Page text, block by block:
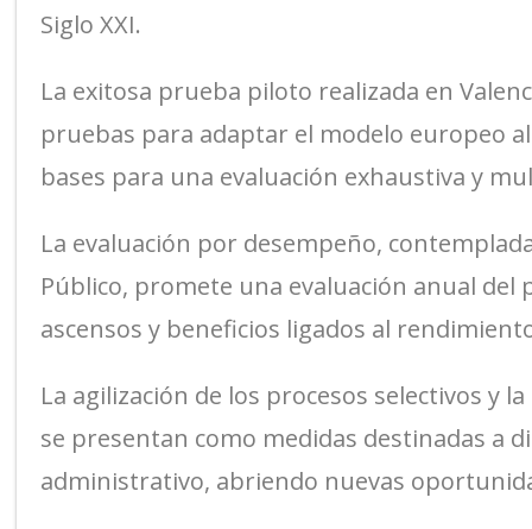
Siglo XXI.
La exitosa prueba piloto realizada en
pruebas para adaptar el modelo europeo
bases para una evaluación exhaustiva y
La evaluación por desempeño,
Público, promete una evaluación anual del
ascensos y beneficios ligados al
La agilización de los procesos selectivos y
se presentan como medidas destinadas a
administrativo, abriendo nuevas